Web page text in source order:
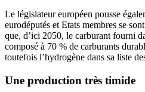
Le législateur européen pousse
eurodéputés et Etats membres se
que, d’ici 2050, le carburant fourni
composé à 70 % de carburants
toutefois l’hydrogène dans sa liste
Une production très timide